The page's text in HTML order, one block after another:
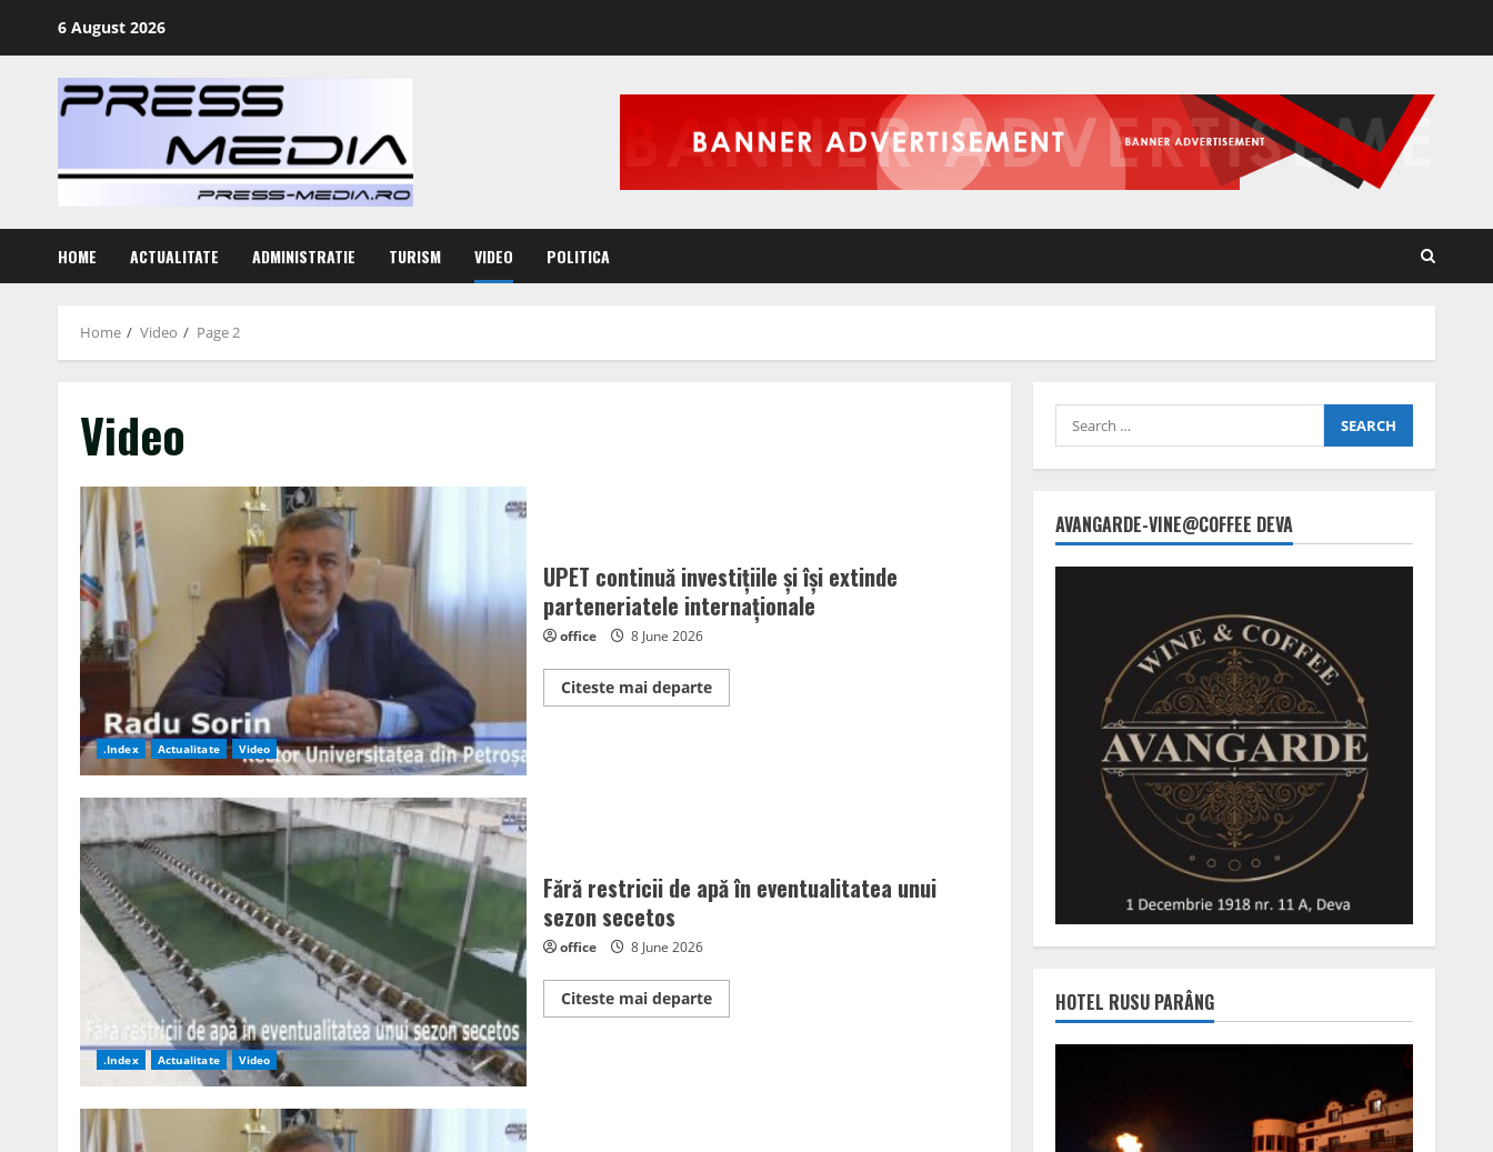
6 August 2026
HOME ACTUALITATE ADMINISTRATIE TURISM VIDEO POLITICA
Home Video Page 2
Video
.Index Actualitate Video
UPET continuă investițiile și își extinde
parteneriatele internaționale
office 8 June 2026
Citeste mai departeRead
more
.Index Actualitate Video
Fără restricii de apă în eventualitatea unui
sezon secetos
office 8 June 2026
Citeste mai departeRead
more
Search
for:
AVANGARDE-VINE@COFFEE DEVA
HOTEL RUSU PARÂNG